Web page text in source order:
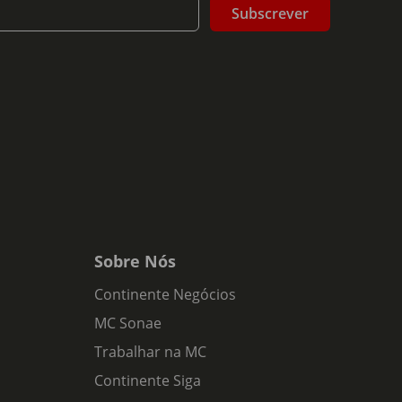
Subscrever
Sobre Nós
Continente Negócios
MC Sonae
Trabalhar na MC
Continente Siga